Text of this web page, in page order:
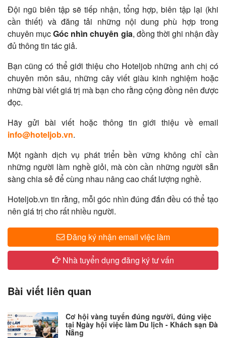
Đội ngũ biên tập sẽ tiếp nhận, tổng hợp, biên tập lại (khi
cần thiết) và đăng tải những nội dung phù hợp trong
chuyên mụcGóc nhìn chuyên gia, đồng thời ghi nhận đầy
đủ thông tin tác giả.
Bạn cũng có thể giới thiệu cho Hoteljob những anh chị có
chuyên môn sâu, những cây viết giàu kinh nghiệm hoặc
những bài viết giá trị mà bạn cho rằng cộng đồng nên được
đọc.
Hãy gửi bài viết hoặc thông tin giới thiệu về email
info@hoteljob.vn.
Một ngành dịch vụ phát triển bền vững không chỉ cần
những người làm nghề giỏi, mà còn cần những người sẵn
sàng chia sẻ để cùng nhau nâng cao chất lượng nghề.
Hoteljob.vn tin rằng, mỗi góc nhìn đúng đắn đều có thể tạo
nên giá trị cho rất nhiều người.
Đăng ký nhận email việc làm
Nhà tuyển dụng đăng ký tư vấn
Bài viết liên quan
Cơ hội vàng tuyển đúng người, đúng việc
tại Ngày hội việc làm Du lịch - Khách sạn Đà
Nẵng